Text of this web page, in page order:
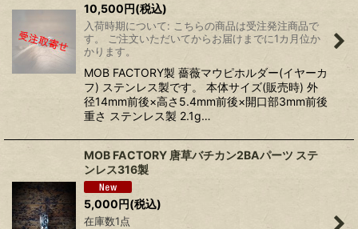
10,500円(税込)
入荷時期について: こちらの商品は受注発注商品で
す。 ご注文いただいてからお届けまでに1カ月位か
かります。
MOB FACTORY製 薔薇マウピホルダー(イヤーカ
フ) ステンレス製です。 本体サイズ(販売時) 外
径14mm前後×高さ5.4mm前後×開口部3mm前後
重さ ステンレス製 2.1g…
MOB FACTORY 唐草バチカン2BAパーツ ステ
ンレス316製
5,000円(税込)
在庫数1点